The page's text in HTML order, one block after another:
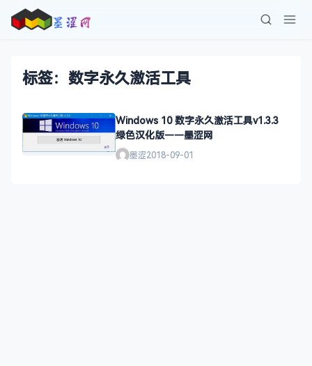
标签：数字永久激活工具
Windows 10 数字永久激活工具v1.3.3
绿色汉化版——墨涩网
墨涩2018-09-01